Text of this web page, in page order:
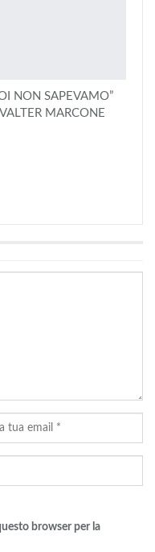
NON SAPEVAMO”
MARCONE
browser per la